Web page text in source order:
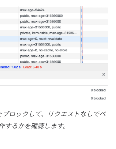
ロックして、リクエストなしでペ
するかを確認します。